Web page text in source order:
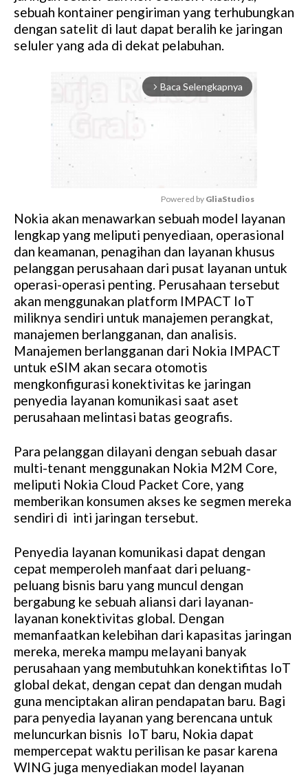
sebuah kontainer pengiriman yang terhubungkan
dengan satelit di laut dapat beralih ke jaringan
seluler yang ada di dekat pelabuhan.
arrow_forward_ios Baca Selengkapnya
M
u
t
e
Powered by GliaStudios
Nokia akan menawarkan sebuah model layanan
lengkap yang meliputi penyediaan, operasional
dan keamanan, penagihan dan layanan khusus
pelanggan perusahaan dari pusat layanan untuk
operasi-operasi penting. Perusahaan tersebut
akan menggunakan platform IMPACT IoT
miliknya sendiri untuk manajemen perangkat,
manajemen berlangganan, dan analisis.
Manajemen berlangganan dari Nokia IMPACT
untuk eSIM akan secara otomotis
mengkonfigurasi konektivitas ke jaringan
penyedia layanan komunikasi saat aset
perusahaan melintasi batas geografis.
Para pelanggan dilayani dengan sebuah dasar
multi-tenant menggunakan Nokia M2M Core,
meliputi Nokia Cloud Packet Core, yang
memberikan konsumen akses ke segmen mereka
sendiri di inti jaringan tersebut.
Penyedia layanan komunikasi dapat dengan
cepat memperoleh manfaat dari peluang-
peluang bisnis baru yang muncul dengan
bergabung ke sebuah aliansi dari layanan-
layanan konektivitas global. Dengan
memanfaatkan kelebihan dari kapasitas jaringan
mereka, mereka mampu melayani banyak
perusahaan yang membutuhkan konektifitas IoT
global dekat, dengan cepat dan dengan mudah
guna menciptakan aliran pendapatan baru. Bagi
para penyedia layanan yang berencana untuk
meluncurkan bisnis IoT baru, Nokia dapat
mempercepat waktu perilisan ke pasar karena
WING juga menyediakan model layanan